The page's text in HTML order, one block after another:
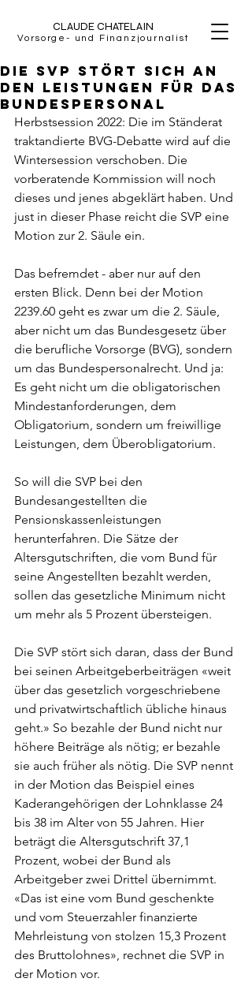
CLAUDE CHATELAIN
Vorsorge- und Finanzjournalist
Die SVP stört sich an
den leistungen für das
Bundespersonal
Herbstsession 2022: Die im Ständerat
traktandierte BVG-Debatte wird auf die
Wintersession verschoben. Die
vorberatende Kommission will noch
dieses und jenes abgeklärt haben. Und
just in dieser Phase reicht die SVP eine
Motion zur 2. Säule ein.
Das befremdet - aber nur auf den
ersten Blick. Denn bei der Motion
2239.60 geht es zwar um die 2. Säule,
aber nicht um das Bundesgesetz über
die berufliche Vorsorge (BVG), sondern
um das Bundespersonalrecht. Und ja:
Es geht nicht um die obligatorischen
Mindestanforderungen, dem
Obligatorium, sondern um freiwillige
Leistungen, dem Überobligatorium.
So will die SVP bei den
Bundesangestellten die
Pensionskassenleistungen
herunterfahren. Die Sätze der
Altersgutschriften, die vom Bund für
seine Angestellten bezahlt werden,
sollen das gesetzliche Minimum nicht
um mehr als 5 Prozent übersteigen.
Die SVP stört sich daran, dass der Bund
bei seinen Arbeitgeberbeiträgen «weit
über das gesetzlich vorgeschriebene
und privatwirtschaftlich übliche hinaus
geht.» So bezahle der Bund nicht nur
höhere Beiträge als nötig; er bezahle
sie auch früher als nötig. Die SVP nennt
in der Motion das Beispiel eines
Kaderangehörigen der Lohnklasse 24
bis 38 im Alter von 55 Jahren. Hier
beträgt die Altersgutschrift 37,1
Prozent, wobei der Bund als
Arbeitgeber zwei Drittel übernimmt.
«Das ist eine vom Bund geschenkte
und vom Steuerzahler finanzierte
Mehrleistung von stolzen 15,3 Prozent
des Bruttolohnes», rechnet die SVP in
der Motion vor.